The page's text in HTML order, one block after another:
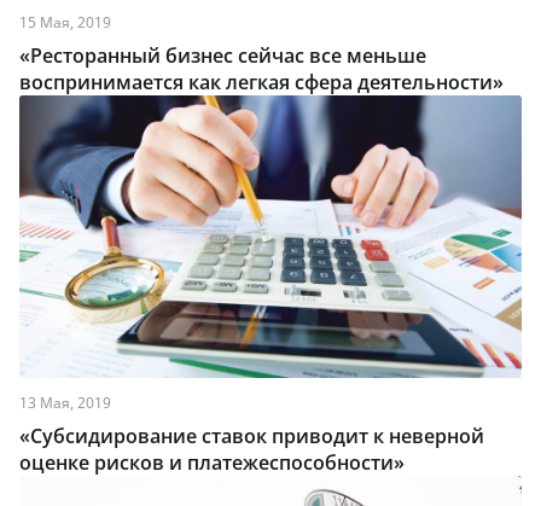
15 Мая, 2019
«Ресторанный бизнес сейчас все меньше
воспринимается как легкая сфера деятельности»
13 Мая, 2019
«Субсидирование ставок приводит к неверной
оценке рисков и платежеспособности»